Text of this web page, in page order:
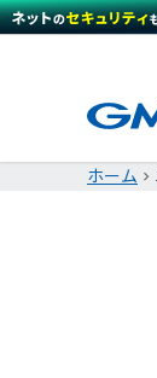
ホーム